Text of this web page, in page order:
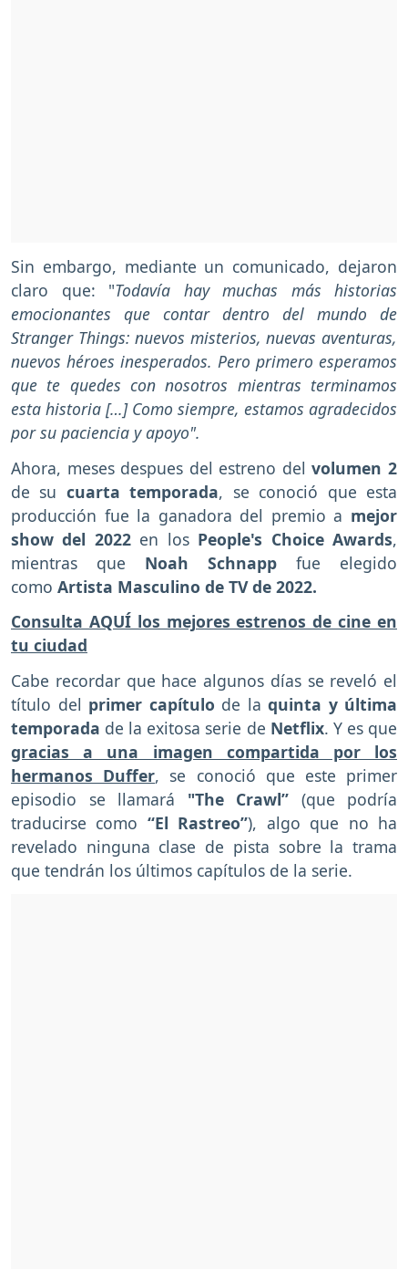
Sin embargo, mediante un comunicado, dejaron
claro que: "Todavía hay muchas más historias
emocionantes que contar dentro del mundo de
Stranger Things: nuevos misterios, nuevas aventuras,
nuevos héroes inesperados. Pero primero esperamos
que te quedes con nosotros mientras terminamos
esta historia […] Como siempre, estamos agradecidos
por su paciencia y apoyo".
Ahora, meses despues del estreno del volumen 2
de su cuarta temporada, se conoció que esta
producción fue la ganadora del premio a mejor
show del 2022 en losPeople's Choice Awards,
mientras que Noah Schnapp fue elegido
como Artista Masculino de TV de 2022.
Consulta AQUÍ los mejores estrenos de cine en
tu ciudad
Cabe recordar que hace algunos días se reveló el
título del primer capítulo de la quinta y última
temporada de la exitosa serie de Netflix. Y es que
gracias a una imagen compartida por los
hermanos Duffer, se conoció que este primer
episodio se llamará "The Crawl” (que podría
traducirse como “El Rastreo”), algo que no ha
revelado ninguna clase de pista sobre la trama
que tendrán los últimos capítulos de la serie.